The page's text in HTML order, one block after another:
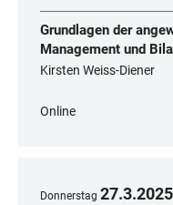
Grundlagen der
Management und
Kirsten Weiss-Diener
Online
Donnerstag 27.3.2025